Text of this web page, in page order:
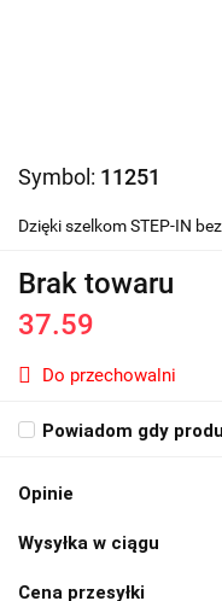
Symbol: 11251
Dzięki szelkom STEP-IN
Brak towaru
37.59
Do przechowalni
Powiadom gdy
Opinie
Wysyłka w ciągu
Cena przesyłki